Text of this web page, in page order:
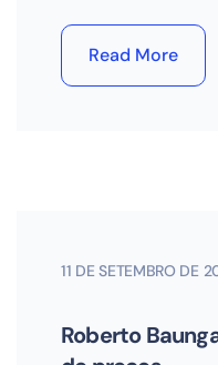
Read More
11 DE SETEMBRO DE
Roberto